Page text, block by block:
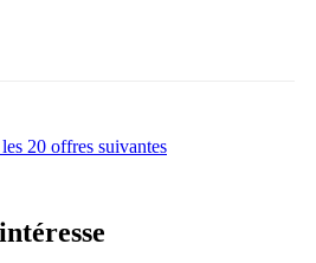
20 offres suivantes